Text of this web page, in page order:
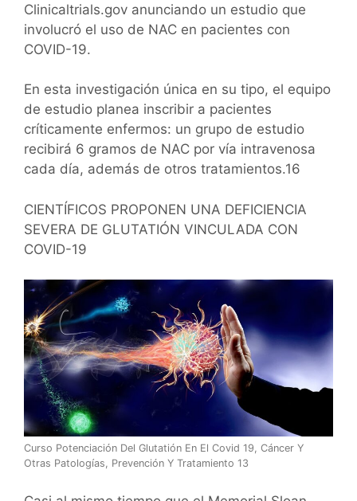
Clinicaltrials.gov anunciando un estudio que
involucró el uso de NAC en pacientes con
COVID-19.
En esta investigación única en su tipo, el equipo
de estudio planea inscribir a pacientes
críticamente enfermos: un grupo de estudio
recibirá 6 gramos de NAC por vía intravenosa
cada día, además de otros tratamientos.16
CIENTÍFICOS PROPONEN UNA DEFICIENCIA
SEVERA DE GLUTATIÓN VINCULADA CON
COVID-19
Curso Potenciación Del Glutatión En El Covid 19, Cáncer Y
Otras Patologías, Prevención Y Tratamiento 13